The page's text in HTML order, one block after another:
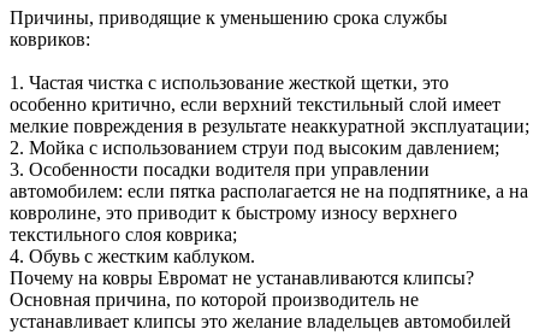
Причины, приводящие к уменьшению срока службы
ковриков:
1. Частая чистка с использование жесткой щетки, это
особенно критично, если верхний текстильный слой имеет
мелкие повреждения в результате неаккуратной эксплуатации;
2. Мойка с использованием струи под высоким давлением;
3. Особенности посадки водителя при управлении
автомобилем: если пятка располагается не на подпятнике, а на
ковролине, это приводит к быстрому износу верхнего
текстильного слоя коврика;
4. Обувь с жестким каблуком.
Почему на ковры Евромат не устанавливаются клипсы?
Основная причина, по которой производитель не
устанавливает клипсы это желание владельцев автомобилей